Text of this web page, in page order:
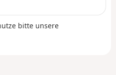
zwischen
an den Hängen.
architektonisches
bitte unsere